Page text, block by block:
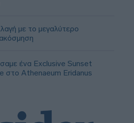
με το μεγαλύτερο
ένα Exclusive Sunset
στο Athenaeum Eridanus